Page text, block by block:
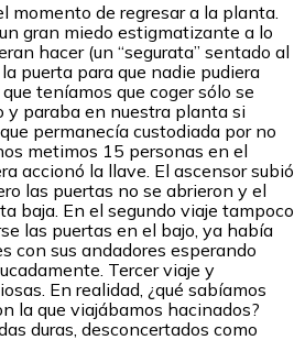
momento de regresar a la planta.
gran miedo estigmatizante a lo
hacer (un “segurata” sentado al
puerta para que nadie pudiera
teníamos que coger sólo se
paraba en nuestra planta si
permanecía custodiada por no
metimos 15 personas en el
accionó la llave. El ascensor subió
las puertas no se abrieron y el
baja. En el segundo viaje tampoco
las puertas en el bajo, ya había
con sus andadores esperando
Tercer viaje y
En realidad, ¿qué sabíamos
la que viajábamos hacinados?
duras, desconcertados como